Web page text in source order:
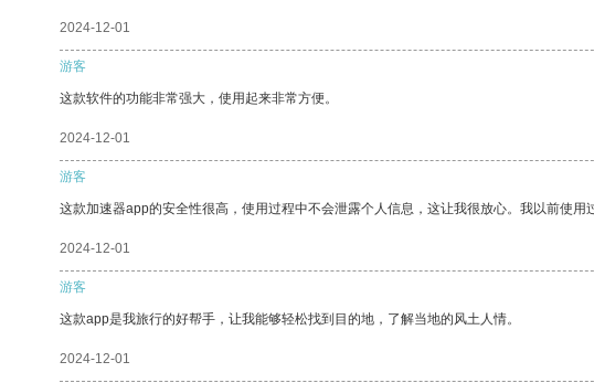
2024-12-01
游客
这款软件的功能非常强大，使用起来非常方便。
2024-12-01
游客
这款加速器app的安全性很高，使用过程中不会泄露个人信息，这让我很放心。我以前使
2024-12-01
游客
这款app是我旅行的好帮手，让我能够轻松找到目的地，了解当地的风土人情。
2024-12-01